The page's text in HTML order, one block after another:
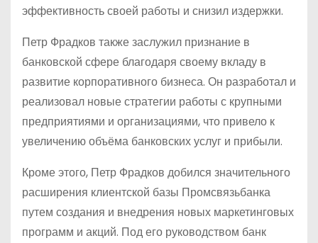
эффективность своей работы и снизил издержки.
Петр Фрадков также заслужил признание в
банковской сфере благодаря своему вкладу в
развитие корпоративного бизнеса. Он разработал и
реализовал новые стратегии работы с крупными
предприятиями и организациями, что привело к
увеличению объёма банковских услуг и прибыли.
Кроме этого, Петр Фрадков добился значительного
расширения клиентской базы Промсвязьбанка
путем создания и внедрения новых маркетинговых
программ и акций. Под его руководством банк